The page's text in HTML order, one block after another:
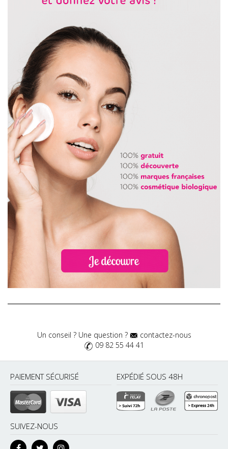
Un conseil ? Une question ?
contactez-nous
09 82 55 44 41
PAIEMENT SÉCURISÉ EXPÉDIÉ SOUS 48H
SUIVEZ-NOUS